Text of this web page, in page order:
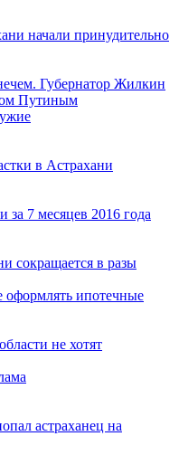
начали принудительно
Губернатор Жилкин
Путиным
в Астрахани
7 месяцев 2016 года
сокращается в разы
оформлять ипотечные
не хотят
астраханец на